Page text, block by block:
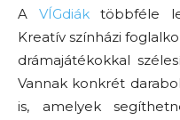
A VÍGdiáktöbbféle
Kreatív színházi
drámajátékokkal
Vannak konkrét
is, amelyek